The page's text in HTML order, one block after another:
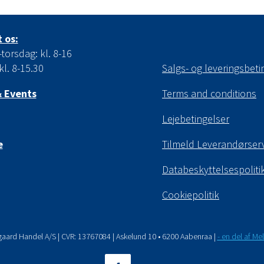
os:
kl. 8-16
8-15.30
Events
Salgs- og
Terms and conditions
Lejebetingelser
Tilmeld
Cookiepolitik
Handel A/S | CVR: 13767084 | Askelund 10 • 6200 Aabenraa | - en del af